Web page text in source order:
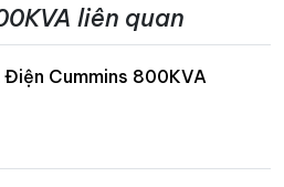
liên quan
Điện Cummins 800KVA